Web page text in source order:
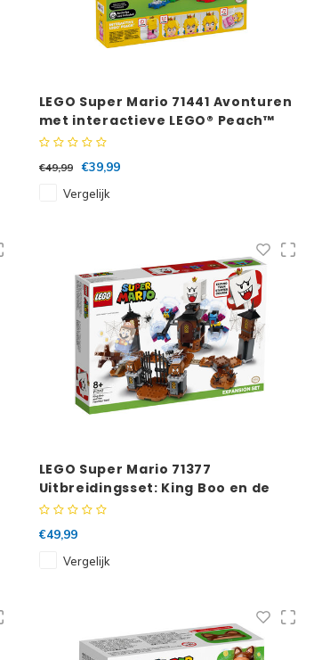
LEGO Super Mario 71441 Avonturen
met interactieve LEGO® Peach™
€49,99
€39,99
Vergelijk
LEGO Super Mario 71377
Uitbreidingsset: King Boo en de
spooktuin
€49,99
Vergelijk